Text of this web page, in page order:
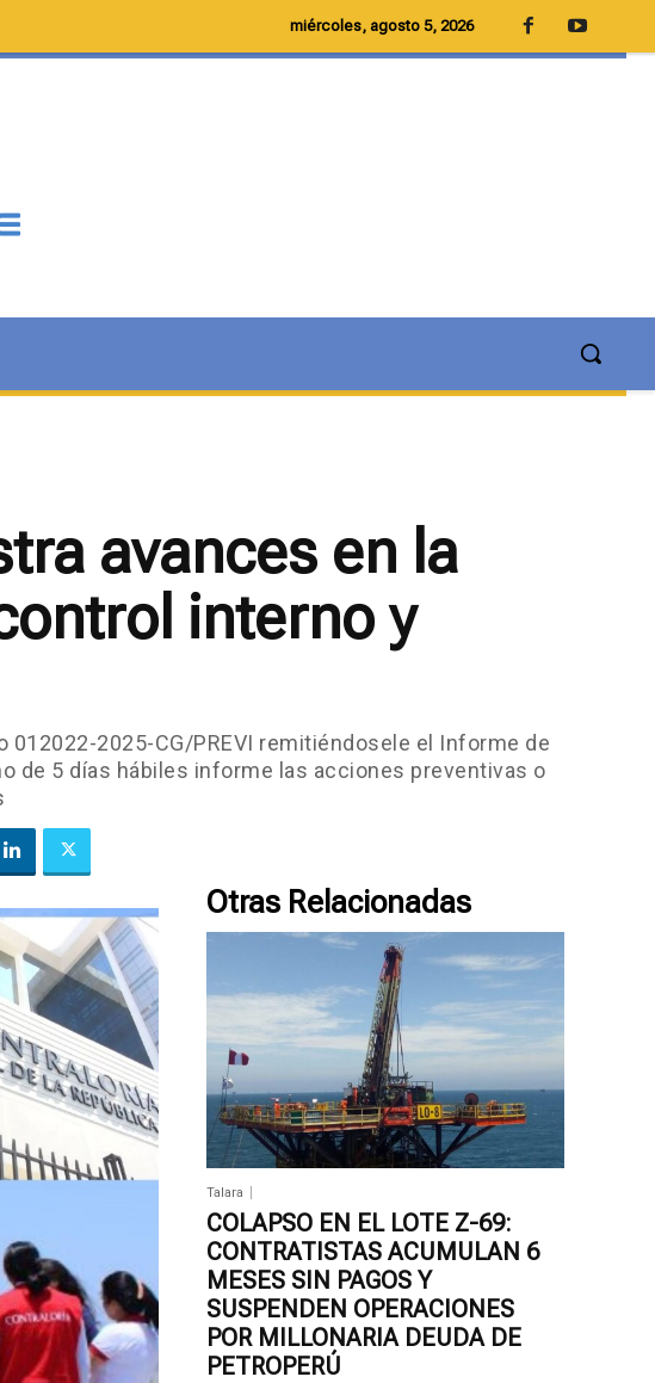
miércoles, agosto 5, 2026
avances en la
interno y
2025-CG/PREVI remitiéndosele el Informe de
de 5 días hábiles informe las acciones preventivas o
Otras Relacionadas
Talara
COLAPSO EN EL LOTE Z-69:
CONTRATISTAS ACUMULAN 6
MESES SIN PAGOS Y
SUSPENDEN OPERACIONES
POR MILLONARIA DEUDA DE
PETROPERÚ